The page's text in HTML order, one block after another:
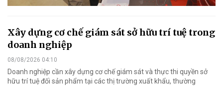
Xây dựng cơ chế giám sát sở hữu trí tuệ trong
doanh nghiệp
08/08/2026 04:10
Doanh nghiệp cần xây dựng cơ chế giám sát và thực thi quyền sở
hữu trí tuệ đối sản phẩm tại các thị trường xuất khẩu, thường